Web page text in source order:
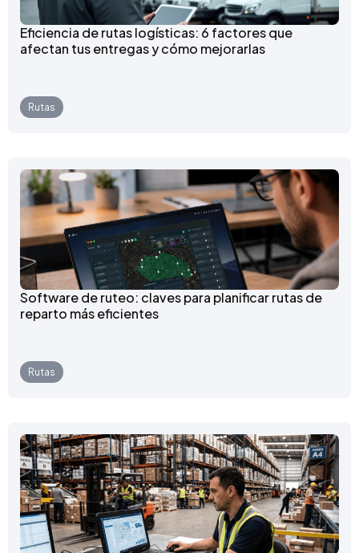
Eficiencia de rutas logísticas: 6 factores que
afectan tus entregas y cómo mejorarlas
Rutas
Software de ruteo: claves para planificar rutas de
reparto más eficientes
Rutas